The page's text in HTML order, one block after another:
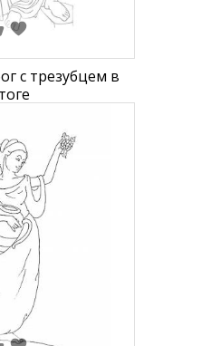
с трезубцем в